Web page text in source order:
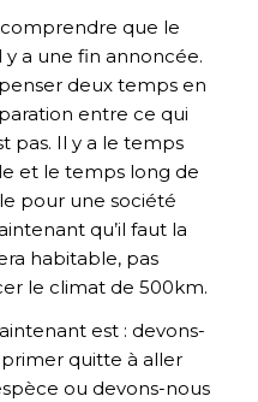
que le
y a une fin annoncée.
deux temps en
entre ce qui
pas. Il y a le temps
et le temps long de
pour une société
qu’il faut la
habitable, pas
le climat de 500km.
est : devons-
quitte à aller
ou devons-nous